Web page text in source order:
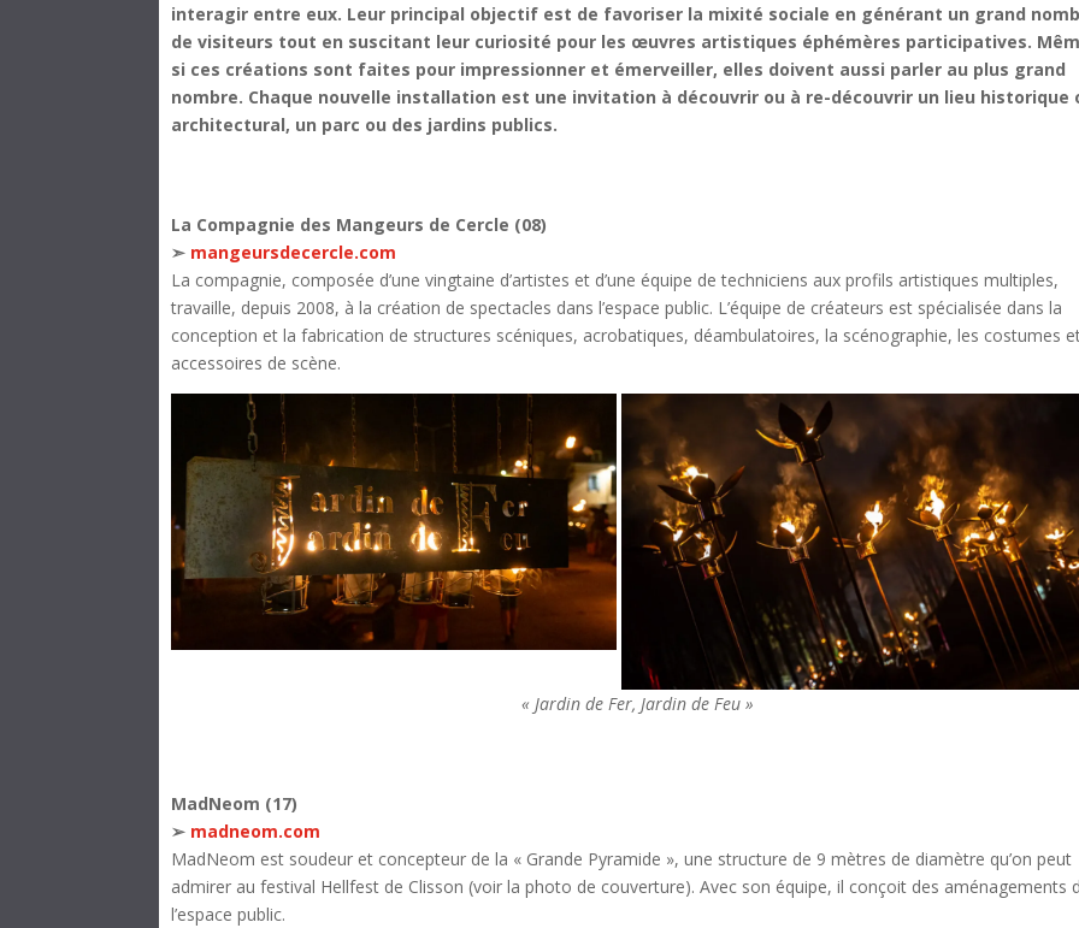
interagir entre eux. Leur principal objectif est de favoriser la mixité sociale en générant un grand
de visiteurs tout en suscitant leur curiosité pour les œuvres artistiques éphémères participatives.
si ces créations sont faites pour impressionner et émerveiller, elles doivent aussi parler au plus grand
nombre. Chaque nouvelle installation est une invitation à découvrir ou à re-découvrir un lieu historique
architectural, un parc ou des jardins publics.
La Compagnie des Mangeurs de Cercle (08)
➣ mangeursdecercle.com
La compagnie, composée d’une vingtaine d’artistes et d’une équipe de techniciens aux profils artistiques multiples,
travaille, depuis 2008, à la création de spectacles dans l’espace public. L’équipe de créateurs est spécialisée dans la
conception et la fabrication de structures scéniques, acrobatiques, déambulatoires, la scénographie, les costumes
accessoires de scène.
« Jardin de Fer, Jardin de Feu »
MadNeom (17)
➢ madneom.com
MadNeom est soudeur et concepteur de la « Grande Pyramide », une structure de 9 mètres de diamètre qu’on peut
admirer au festival Hellfest de Clisson (voir la photo de couverture). Avec son équipe, il conçoit des aménagements
l’espace public.